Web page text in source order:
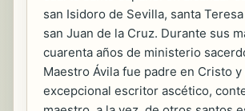
san Isidoro de Sevilla, santa
san Juan de la Cruz. Durante sus
cuarenta años de ministerio
Maestro Ávila fue padre en Cristo y
excepcional escritor ascético,